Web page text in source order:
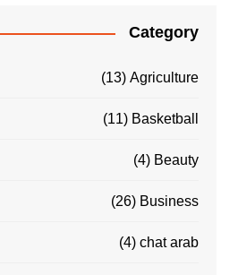
Category
Agriculture
(13)
Basketball
(11)
Beauty
(4)
Business
(26)
chat arab
(4)